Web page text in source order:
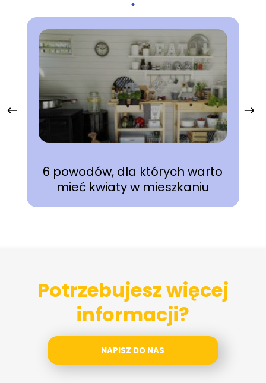
6 powodów, dla których warto
mieć kwiaty w mieszkaniu
Potrzebujesz więcej
informacji?
NAPISZ DO NAS